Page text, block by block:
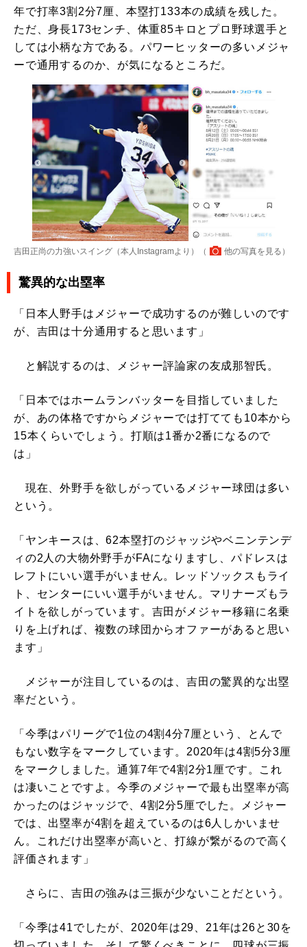
年で打率3割2分7厘、本塁打133本の成績を残した。
ただ、身長173センチ、体重85キロとプロ野球選手と
しては小柄な方である。パワーヒッターの多いメジャ
ーで通用するのか、が気になるところだ。
吉田正尚の力強いスイング（本人Instagramより）（ 他の写真を見る ）
驚異的な出塁率
「日本人野手はメジャーで成功するのが難しいのです
が、吉田は十分通用すると思います」
と解説するのは、メジャー評論家の友成那智氏。
「日本ではホームランバッターを目指していました
が、あの体格ですからメジャーでは打てても10本から
15本くらいでしょう。打順は1番か2番になるので
は」
現在、外野手を欲しがっているメジャー球団は多い
という。
「ヤンキースは、62本塁打のジャッジやベニンテンデ
ィの2人の大物外野手がFAになりますし、パドレスは
レフトにいい選手がいません。レッドソックスもライ
ト、センターにいい選手がいません。マリナーズもラ
イトを欲しがっています。吉田がメジャー移籍に名乗
りを上げれば、複数の球団からオファーがあると思い
ます」
メジャーが注目しているのは、吉田の驚異的な出塁
率だという。
「今季はパリーグで1位の4割4分7厘という、とんで
もない数字をマークしています。2020年は4割5分3厘
をマークしました。通算7年で4割2分1厘です。これ
は凄いことですよ。今季のメジャーで最も出塁率が高
かったのはジャッジで、4割2分5厘でした。メジャー
では、出塁率が4割を超えているのは6人しかいませ
ん。これだけ出塁率が高いと、打線が繋がるので高く
評価されます」
さらに、吉田の強みは三振が少ないことだという。
「今季は41でしたが、2020年は29、21年は26と30を